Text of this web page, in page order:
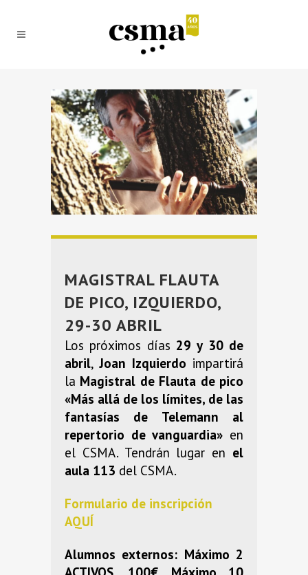
MAGISTRAL FLAUTA
DE PICO, IZQUIERDO,
29-30 ABRIL
Los próximos días 29 y 30 de
abril,Joan Izquierdo impartirá
la Magistral de Flauta de pico
«Más allá de los límites, de las
fantasías de Telemann al
repertorio de vanguardia» en
el CSMA. Tendrán lugar en el
aula 113 del CSMA.
Formulario de inscripción
AQUÍ
Alumnos externos: Máximo 2